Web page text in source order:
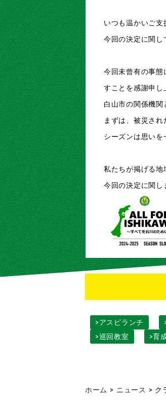
いつも温かいご支
今回の決定に関し
今回未曾有の事態
すことを感謝申し
白山市の関係機関
まずは、被災さ
シーズンは思いを
私たちが掲げる地
今回の決定に関し
>アスピランチ
>巡回教室
>育
ホーム > ニュース > ク